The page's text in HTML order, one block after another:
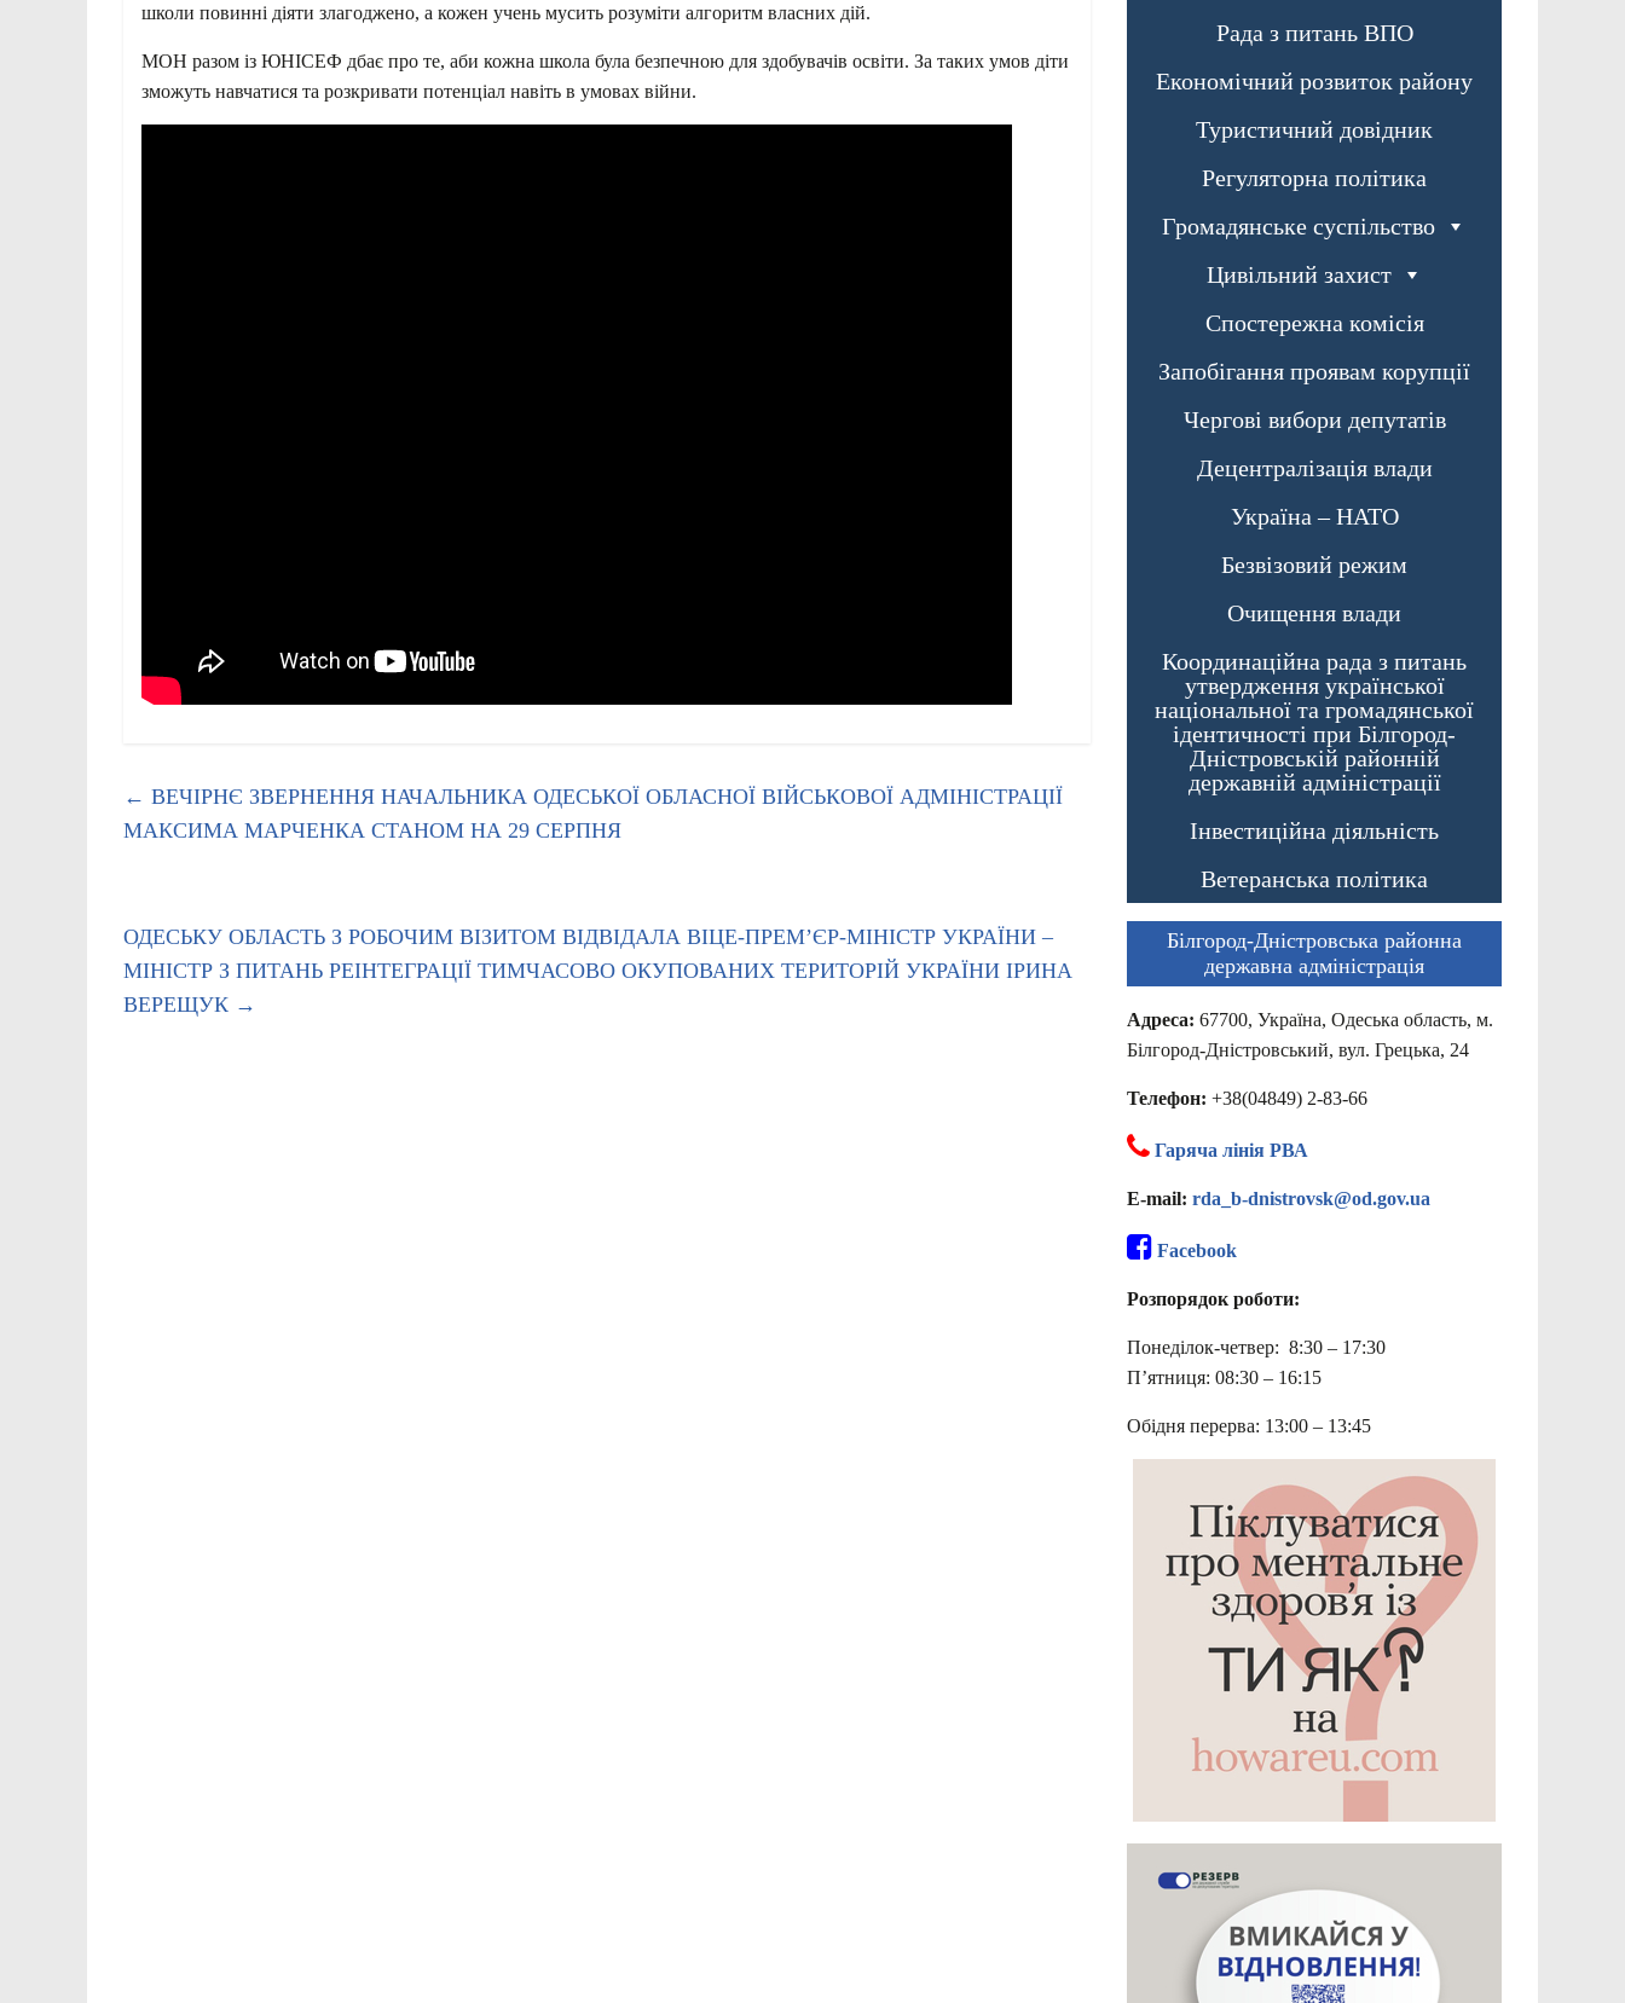
школи повинні діяти злагоджено, а кожен учень мусить розуміти алгоритм власних дій.
МОН разом із ЮНІСЕФ дбає про те, аби кожна школа була безпечною для здобувачів освіти. За таких умов діти
зможуть навчатися та розкривати потенціал навіть в умовах війни.
← ВЕЧІРНЄ ЗВЕРНЕННЯ НАЧАЛЬНИКА ОДЕСЬКОЇ ОБЛАСНОЇ ВІЙСЬКОВОЇ АДМІНІСТРАЦІЇ
МАКСИМА МАРЧЕНКА СТАНОМ НА 29 СЕРПНЯ
ОДЕСЬКУ ОБЛАСТЬ З РОБОЧИМ ВІЗИТОМ ВІДВІДАЛА ВІЦЕ-ПРЕМ’ЄР-МІНІСТР УКРАЇНИ –
МІНІСТР З ПИТАНЬ РЕІНТЕГРАЦІЇ ТИМЧАСОВО ОКУПОВАНИХ ТЕРИТОРІЙ УКРАЇНИ ІРИНА
ВЕРЕЩУК →
Рада з питань ВПО
Економічний розвиток району
Туристичний довідник
Регуляторна політика
Громадянське суспільство
Цивільний захист
Спостережна комісія
Запобігання проявам корупції
Чергові вибори депутатів
Децентралізація влади
Україна – НАТО
Безвізовий режим
Очищення влади
Координаційна рада з питань
утвердження української
національної та громадянської
ідентичності при Білгород-
Дністровській районній
державній адміністрації
Інвестиційна діяльність
Ветеранська політика
Білгород-Дністровська районна
державна адміністрація
Адреса: 67700, Україна, Одеська область, м.
Білгород-Дністровський, вул. Грецька, 24
Телефон: +38(04849) 2-83-66
Гаряча лінія РВА
E-mail: rda_b-dnistrovsk@od.gov.ua
Facebook
Розпорядок роботи:
Понеділок-четвер: 8:30 – 17:30
П’ятниця: 08:30 – 16:15
Обідня перерва: 13:00 – 13:45